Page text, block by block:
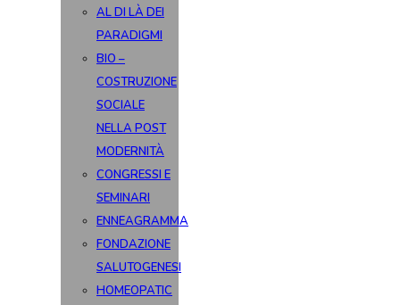
AL DI LÀ DEI
PARADIGMI
BIO –
COSTRUZIONE
SOCIALE
NELLA POST
MODERNITÀ
CONGRESSI E
SEMINARI
ENNEAGRAMMA
FONDAZIONE
SALUTOGENESI
HOMEOPATIC